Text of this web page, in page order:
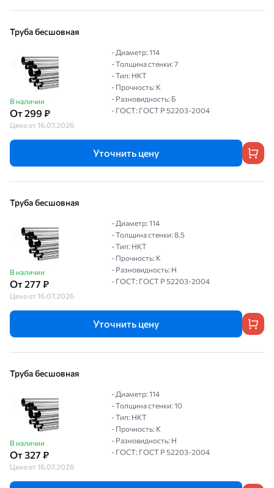
Труба бесшовная
В наличии
От 299 ₽
Цена от 16.07.2026
- Диаметр: 114
- Толщина стенки: 7
- Тип: НКТ
- Прочность: К
- Разновидность: Б
- ГОСТ: ГОСТ Р 52203-2004
Уточнить цену
Труба бесшовная
В наличии
От 277 ₽
Цена от 16.07.2026
- Диаметр: 114
- Толщина стенки: 8.5
- Тип: НКТ
- Прочность: К
- Разновидность: Н
- ГОСТ: ГОСТ Р 52203-2004
Уточнить цену
Труба бесшовная
В наличии
От 327 ₽
Цена от 16.07.2026
- Диаметр: 114
- Толщина стенки: 10
- Тип: НКТ
- Прочность: К
- Разновидность: Н
- ГОСТ: ГОСТ Р 52203-2004